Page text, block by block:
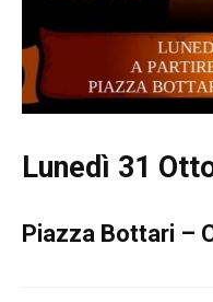
Lunedì 31
Piazza Bottari –